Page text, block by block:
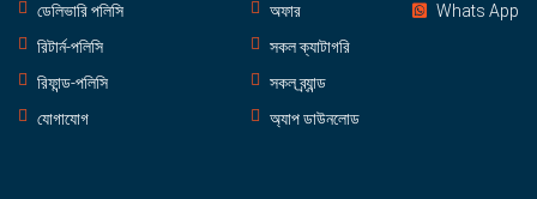
ডেলিভারি পলিসি
রিটার্ন-পলিসি
রিফান্ড-পলিসি
যোগাযোগ
অফার
সকল ক্যাটাগরি
সকল ব্র্যান্ড
অ্যাপ ডাউনলোড
Whats App